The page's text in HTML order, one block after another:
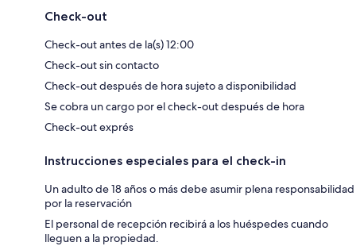
Check-out
Check-out antes de la(s) 12:00
Check-out sin contacto
Check-out después de hora sujeto a disponibilidad
Se cobra un cargo por el check-out después de hora
Check-out exprés
Instrucciones especiales para el check-in
Un adulto de 18 años o más debe asumir plena responsabilidad
por la reservación
El personal de recepción recibirá a los huéspedes cuando
lleguen a la propiedad.